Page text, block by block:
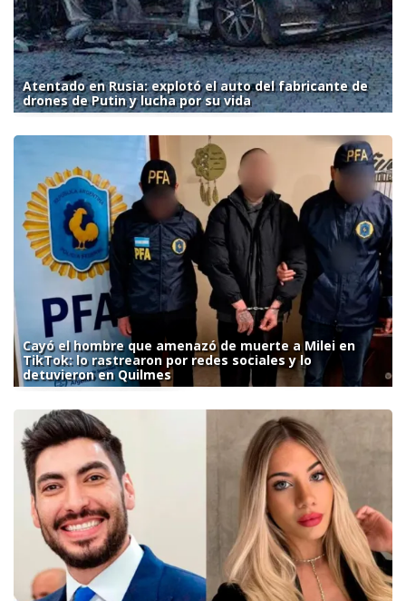
Atentado en Rusia: explotó el auto del fabricante de
drones de Putin y lucha por su vida
Cayó el hombre que amenazó de muerte a Milei en
TikTok: lo rastrearon por redes sociales y lo
detuvieron en Quilmes